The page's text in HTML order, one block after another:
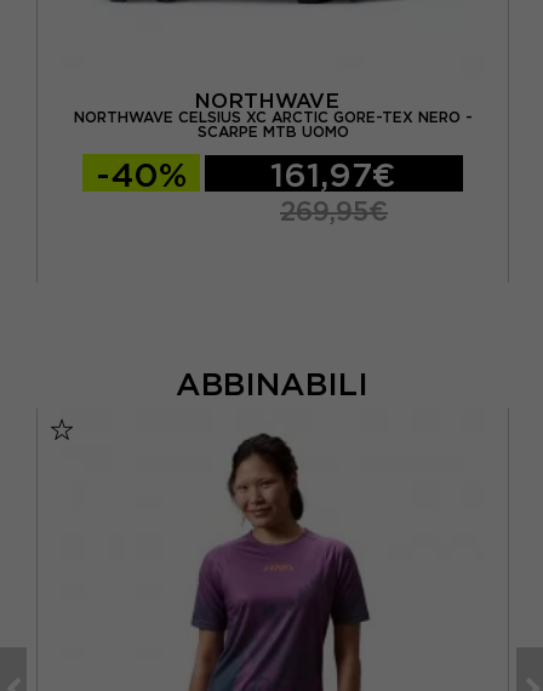
NORTHWAVE
NORTHWAVE CELSIUS XC ARCTIC GORE-TEX NERO -
SCARPE MTB UOMO
-40% 161,97€
269,95€
ABBINABILI